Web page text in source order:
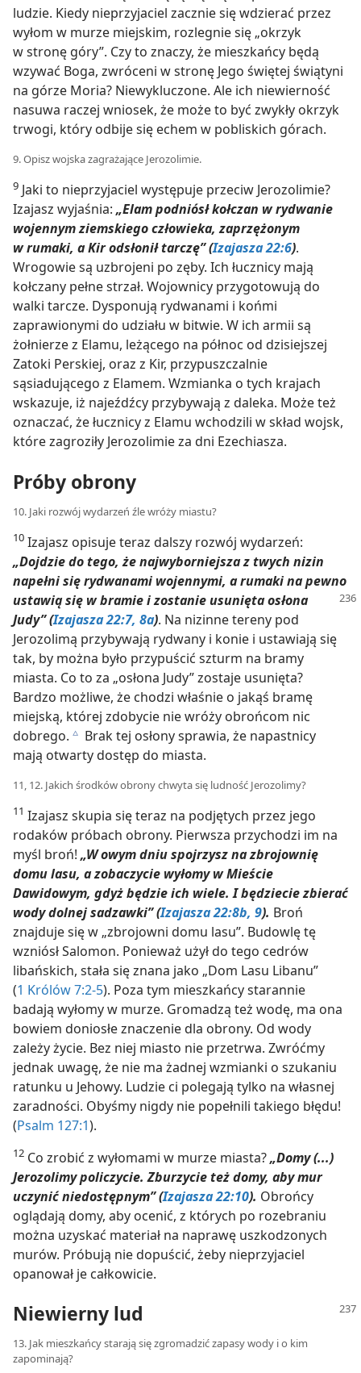
ludzie. Kiedy nieprzyjaciel zacznie się wdzierać przez
wyłom w murze miejskim, rozlegnie się „okrzyk
w stronę góry”. Czy to znaczy, że mieszkańcy będą
wzywać Boga, zwróceni w stronę Jego świętej świątyni
na górze Moria? Niewykluczone. Ale ich niewierność
nasuwa raczej wniosek, że może to być zwykły okrzyk
trwogi, który odbije się echem w pobliskich górach.
9. Opisz wojska zagrażające Jerozolimie.
9 Jaki to nieprzyjaciel występuje przeciw Jerozolimie?
Izajasz wyjaśnia:„Elam podniósł kołczan w rydwanie
wojennym ziemskiego człowieka, zaprzężonym
w rumaki, a Kir odsłonił tarczę” (Izajasza 22:6).
Wrogowie są uzbrojeni po zęby. Ich łucznicy mają
kołczany pełne strzał. Wojownicy przygotowują do
walki tarcze. Dysponują rydwanami i końmi
zaprawionymi do udziału w bitwie. W ich armii są
żołnierze z Elamu, leżącego na północ od dzisiejszej
Zatoki Perskiej, oraz z Kir, przypuszczalnie
sąsiadującego z Elamem. Wzmianka o tych krajach
wskazuje, iż najeźdźcy przybywają z daleka. Może też
oznaczać, że łucznicy z Elamu wchodzili w skład wojsk,
które zagroziły Jerozolimie za dni Ezechiasza.
Próby obrony
10. Jaki rozwój wydarzeń źle wróży miastu?
10 Izajasz opisuje teraz dalszy rozwój wydarzeń:
„Dojdzie do tego, że najwyborniejsza z twych nizin
napełni się rydwanami wojennymi, a rumaki na pewno
ustawią się w bramie i zostanie usunięta osłona
Judy” (Izajasza 22:7, 8a). Na nizinne tereny pod
Jerozolimą przybywają rydwany i konie i ustawiają się
tak, by można było przypuścić szturm na bramy
miasta. Co to za „osłona Judy” zostaje usunięta?
Bardzo możliwe, że chodzi właśnie o jakąś bramę
miejską, której zdobycie nie wróży obrońcom nic
dobrego. c Brak tej osłony sprawia, że napastnicy
mają otwarty dostęp do miasta.
11, 12. Jakich środków obrony chwyta się ludność Jerozolimy?
11 Izajasz skupia się teraz na podjętych przez jego
rodaków próbach obrony. Pierwsza przychodzi im na
myśl broń! „W owym dniu spojrzysz na zbrojownię
domu lasu, a zobaczycie wyłomy w Mieście
Dawidowym, gdyż będzie ich wiele. I będziecie zbierać
wody dolnej sadzawki” (Izajasza 22:8b, 9). Broń
znajduje się w „zbrojowni domu lasu”. Budowlę tę
wzniósł Salomon. Ponieważ użył do tego cedrów
libańskich, stała się znana jako „Dom Lasu Libanu”
(1 Królów 7:2-5). Poza tym mieszkańcy starannie
badają wyłomy w murze. Gromadzą też wodę, ma ona
bowiem doniosłe znaczenie dla obrony. Od wody
zależy życie. Bez niej miasto nie przetrwa. Zwróćmy
jednak uwagę, że nie ma żadnej wzmianki o szukaniu
ratunku u Jehowy. Ludzie ci polegają tylko na własnej
zaradności. Obyśmy nigdy nie popełnili takiego błędu!
(Psalm 127:1).
12 Co zrobić z wyłomami w murze miasta?„Domy (...)
Jerozolimy policzycie. Zburzycie też domy, aby mur
uczynić niedostępnym” (Izajasza 22:10). Obrońcy
oglądają domy, aby ocenić, z których po rozebraniu
można uzyskać materiał na naprawę uszkodzonych
murów. Próbują nie dopuścić, żeby nieprzyjaciel
opanował je całkowicie.
Niewierny lud
13. Jak mieszkańcy starają się zgromadzić zapasy wody i o kim
zapominają?